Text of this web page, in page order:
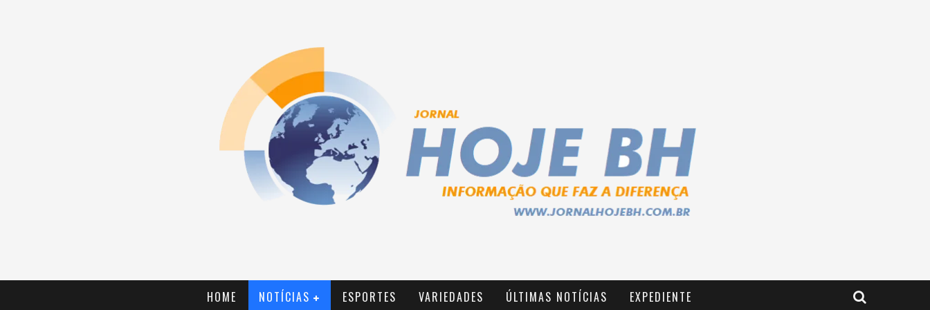
HOME NOTÍCIAS ESPORTES VARIEDADES ÚLTIMAS NOTÍCIAS EXPEDIENTE